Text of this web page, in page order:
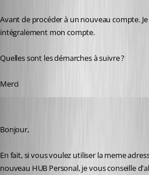
Avant de procéder à un nouveau compte.
intégralement mon compte.
Quelles sont les démarches à suivre ?
Merci
Bonjour,
En fait, si vous voulez utiliser la meme